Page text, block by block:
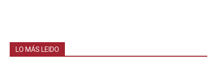
LO MÁS LEIDO